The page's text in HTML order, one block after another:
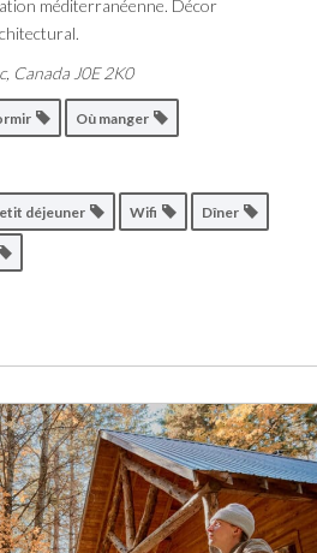
méditerranéenne. Décor
Canada J0E 2K0
Où manger
déjeuner Wifi Dîner